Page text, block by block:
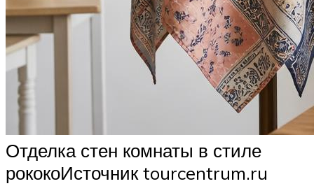
Отделка стен комнаты в стиле
рококоИсточник tourcentrum.ru